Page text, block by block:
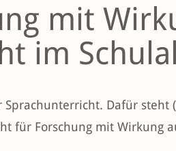
mit
im
Dafür steht
für Forschung mit Wirkung